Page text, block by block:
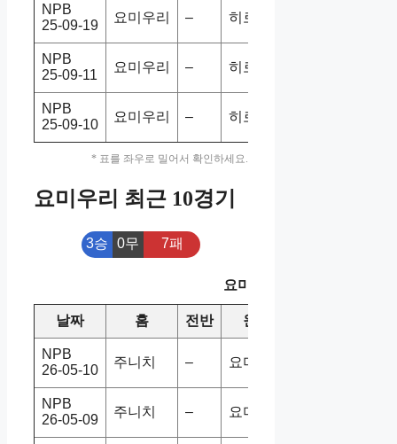
NPB
25-09-19
요미우리 – 히로카프
NPB
25-09-11
요미우리 – 히로카프
NPB
25-09-10
요미우리 – 히로카프
* 표를 좌우로 밀어서 확인하세요.
요미우리 최근 10경기
3승 0무 7패
요미우리 최근 10경기
날짜 홈 전반 원정
NPB
26-05-10
주니치 – 요미우리
NPB
26-05-09
주니치 – 요미우리